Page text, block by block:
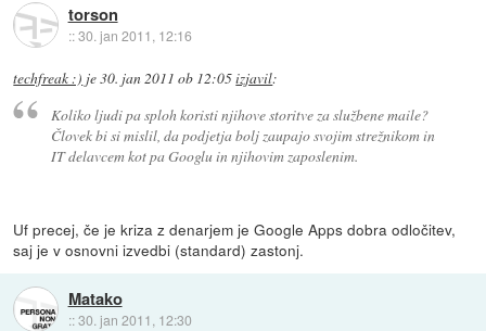
torson
::30. jan 2011, 12:16
techfreak :) je30. jan 2011 ob 12:05izjavil:
Koliko ljudi pa sploh koristi njihove storitve za službene maile?
Človek bi si mislil, da podjetja bolj zaupajo svojim strežnikom in
IT delavcem kot pa Googlu in njihovim zaposlenim.
Uf precej, če je kriza z denarjem je Google Apps dobra odločitev,
saj je v osnovni izvedbi (standard) zastonj.
Matako
::30. jan 2011, 12:30